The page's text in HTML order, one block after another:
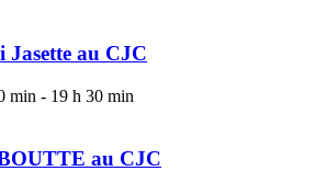
au CJC
min - 19 h 30 min
au CJC